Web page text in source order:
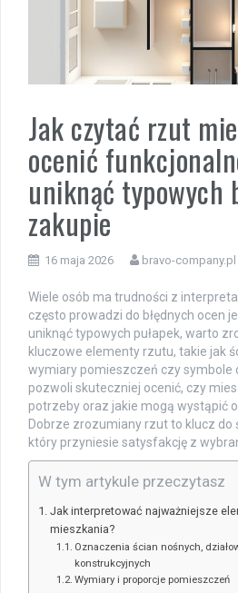
Jak czytać rzut
ocenić
uniknąć typowych
zakupie
16 maja 2026 bravo-company.pl
Wiele osób ma trudności z
często prowadzi do błędnych ocen
uniknąć typowych pułapek, warto
kluczowe elementy rzutu, takie jak
wymiary pomieszczeń czy symbole
pozwoli skuteczniej ocenić, czy
potrzeby oraz jakie mogą wystąpić
Dobrze zrozumiany rzut to klucz do
który przyniesie satysfakcję z
W tym artykule przeczytasz
Jak interpretować najważniejsze
mieszkania?
Oznaczenia ścian nośnych,
konstrukcyjnych
Wymiary i proporcje pomieszczeń